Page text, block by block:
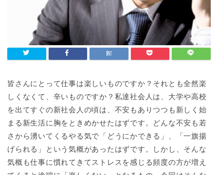
皆さんにとって仕事は楽しいものですか？それとも全然楽
しくなくて、辛いものですか？私達社会人は、大学や高校
を出てすぐの新社会人の頃は、不安もありつつも新しく始
まる新生活に胸をときめかせたはずです。どんな不安も若
さから湧いてくるやる気で「どうにかできる」、「一旗揚
げられる」という気概があったはずです。しかし、そんな
気概も仕事に慣れてきてストレスを感じる頻度の方が増え